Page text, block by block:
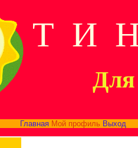
Т И
Для
Главная Мой профиль Выход